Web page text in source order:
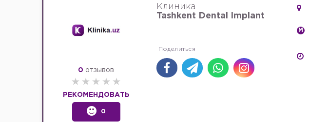
0 отзывов
РЕКОМЕНДОВАТЬ
0
Клиника
Tashkent Dental Implant
M